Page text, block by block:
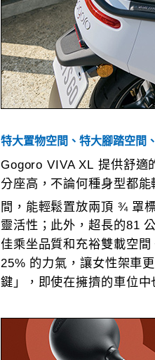
特大置物空間、特大腳踏空間、
Gogoro VIVA XL 提供舒適
分座高，不論何種身型都
間，能輕鬆置放兩頂 ¾ 罩
靈活性；此外，超長的81
佳乘坐品質和充裕雙載空
25% 的力氣，讓女性架車
鍵」，即使在擁擠的車位中